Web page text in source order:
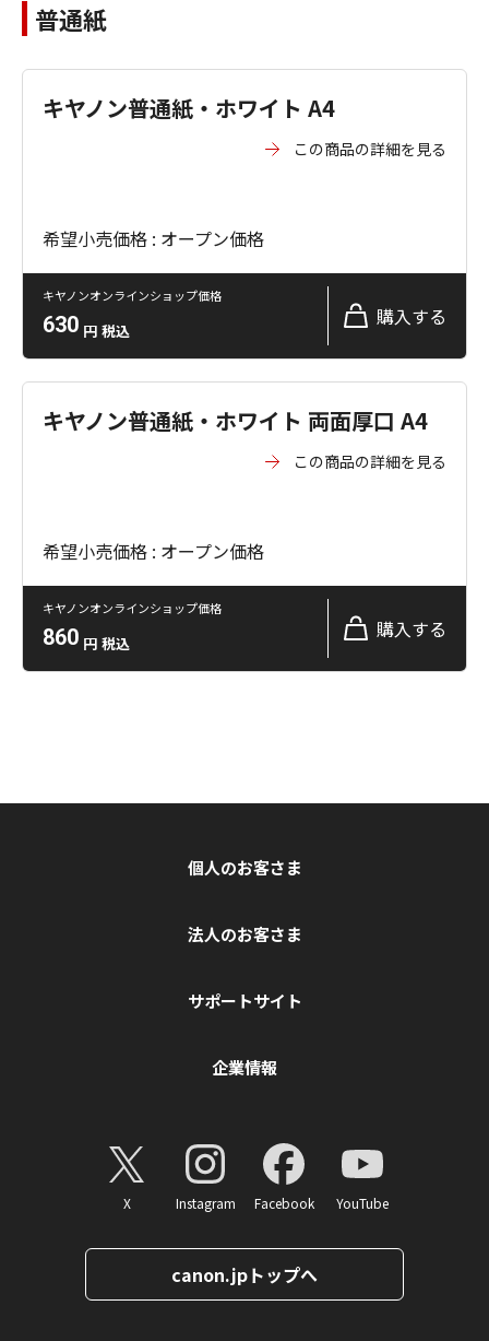
普通紙
キヤノン普通紙・ホワイト A4
この商品の詳細を見る
希望小売価格 : オープン価格
キヤノンオンラインショップ価格
630 円 税込
購入する
キヤノン普通紙・ホワイト 両面厚口 A4
この商品の詳細を見る
希望小売価格 : オープン価格
キヤノンオンラインショップ価格
860 円 税込
購入する
個人のお客さま
法人のお客さま
サポートサイト
企業情報
X Instagram Facebook YouTube
canon.jpトップへ